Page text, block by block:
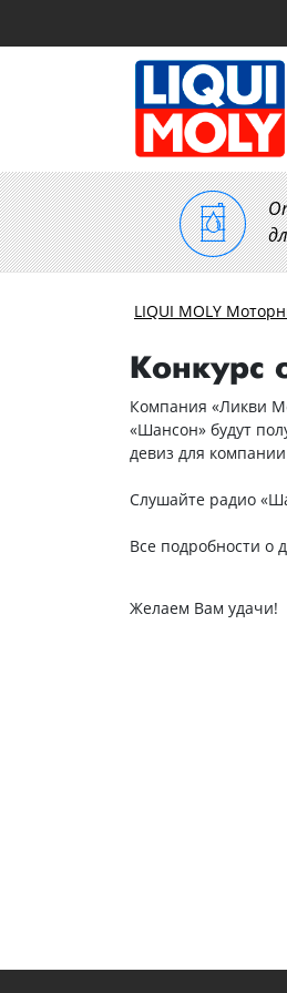
LIQUI MOLY
Конкурс
Компания «Ликви
«Шансон» будут
девиз для
Слушайте радио
Все подробности о
Желаем Вам удачи!